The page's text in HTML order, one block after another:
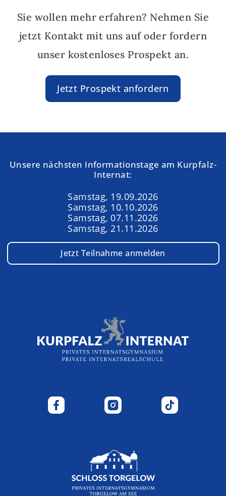
Sie wollen mehr erfahren? Nehmen Sie
jetzt Kontakt mit uns auf oder fordern
unser kostenloses Prospekt an.
Jetzt Prospekt anfordern
Unsere nächsten Informationstage am Kurpfalz-
Internat:
Samstag, 19.09.2026
Samstag, 10.10.2026
Samstag, 07.11.2026
Samstag, 21.11.2026
Jetzt Teilnahme anmelden